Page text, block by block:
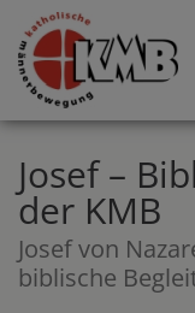
Josef –
der KMB
Josef von
biblische